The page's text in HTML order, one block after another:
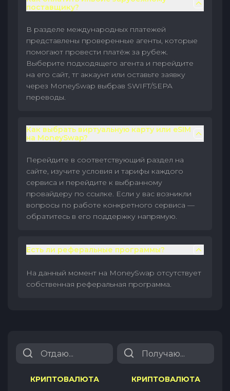
поставщику?
В разделе международных платежей
представлены проверенные агенты, которые
помогают провести платёж за рубеж.
Выберите подходящего агента и перейдите
на его сайт, тг аккаунт или оставьте заявку
через MoneySwap выбрав SWIFT/SEPA
переводы.
Как выбрать виртуальную карту или eSIM
на MoneySwap?
Перейдите в соответствующий раздел на
сайте, изучите условия и тарифы каждого
сервиса и перейдите к выбранному
провайдеру по ссылке. Если у вас возникли
вопросы по работе конкретного сервиса —
обратитесь в его поддержку напрямую.
Есть ли реферальные программы?
На данный момент на MoneySwap отсутствует
собственная реферальная программа.
КРИПТОВАЛЮТА
КРИПТОВАЛЮТА